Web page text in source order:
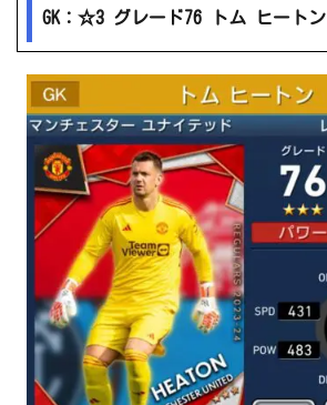
GK：☆3 グレード76 トム ヒートン